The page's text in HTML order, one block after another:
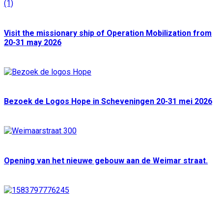
Visit the missionary ship of Operation Mobilization from
20-31 may 2026
Bezoek de Logos Hope in Scheveningen 20-31 mei 2026
Opening van het nieuwe gebouw aan de Weimar straat.